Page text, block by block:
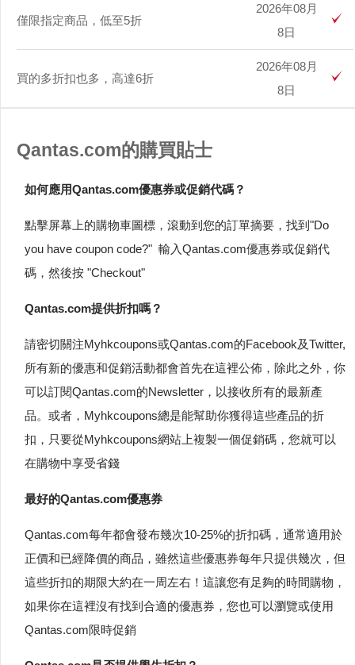
僅限指定商品，低至5折
2026年08月
8日
買的多折扣也多，高達6折
2026年08月
8日
Qantas.com的購買貼士
如何應用Qantas.com優惠券或促銷代碼？
點擊屏幕上的購物車圖標，滾動到您的訂單摘要，找到"Do
you have coupon code?" 輸入Qantas.com優惠券或促銷代
碼，然後按 "Checkout"
Qantas.com提供折扣嗎？
請密切關注Myhkcoupons或Qantas.com的Facebook及Twitter,
所有新的優惠和促銷活動都會首先在這裡公佈，除此之外，你
可以訂閱Qantas.com的Newsletter，以接收所有的最新產
品。或者，Myhkcoupons總是能幫助你獲得這些產品的折
扣，只要從Myhkcoupons網站上複製一個促銷碼，您就可以
在購物中享受省錢
最好的Qantas.com優惠券
Qantas.com每年都會發布幾次10-25%的折扣碼，通常適用於
正價和已經降價的商品，雖然這些優惠券每年只提供幾次，但
這些折扣的期限大約在一周左右！這讓您有足夠的時間購物，
如果你在這裡沒有找到合適的優惠券，您也可以瀏覽或使用
Qantas.com限時促銷